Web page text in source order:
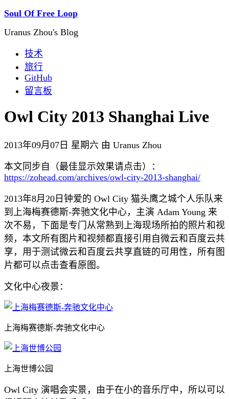
Soul Of Free Loop
Uranus Zhou's Blog
技术
旅行
GitHub
留言板
Owl City 2013 Shanghai Live
2013年09月07日 星期六 由 Uranus Zhou
本文同步自（最佳显示效果请点击）：
https://zohead.com/archives/owl-city-2013-shanghai/
2013年8月20日钟爱的 Owl City 猫头鹰之城个人乐队来
到上海梅赛德斯-奔驰文化中心，主演 Adam Young 来
次不易，下面是专门从常熟到上海现场所拍的照片和视
频，本文所有图片和视频都直接引用自微云和百度云共
享，用于测试微云和百度云共享直链的可用性，所有图
片都可以点击查看原图。
文化中心夜景：
上海梅赛德斯-奔驰文化中心
上海世博公园
Owl City 演唱会实景，由于在小的音乐厅中，所以可以